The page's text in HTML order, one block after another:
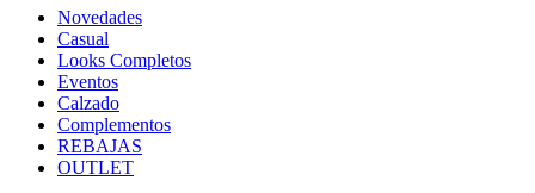
Novedades
Casual
Looks Completos
Eventos
Calzado
Complementos
REBAJAS
OUTLET